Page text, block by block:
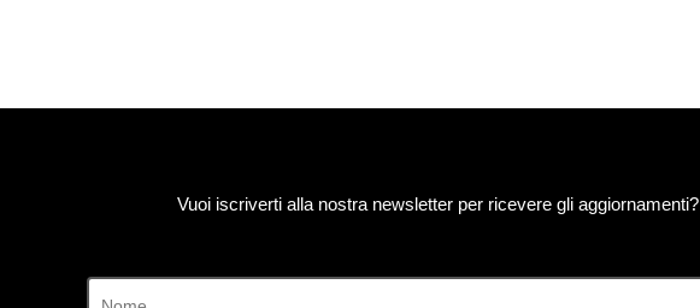
Vuoi iscriverti alla nostra newsletter per ricevere gli aggiornamenti?